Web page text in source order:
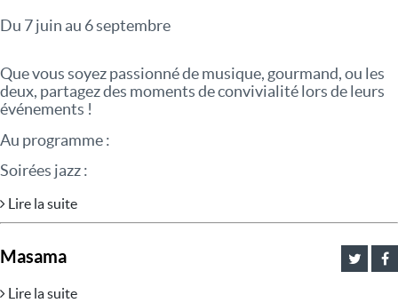
Du 7 juin au 6 septembre
Que vous soyez passionné de musique, gourmand, ou les
deux, partagez des moments de convivialité lors de leurs
événements !
Au programme :
Soirées jazz :
Lire la suite
Masama
Lire la suite